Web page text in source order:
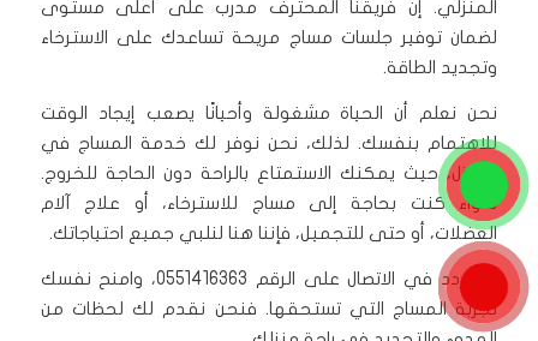
المنزلي. إن فريقنا المحترف مدرب على أعلى مستوى
لضمان توفير جلسات مساج مريحة تساعدك على الاسترخاء
وتجديد الطاقة.
نحن نعلم أن الحياة مشغولة وأحيانًا يصعب إيجاد الوقت
للاهتمام بنفسك. لذلك، نحن نوفر لك خدمة المساج في
المنزل، حيث يمكنك الاستمتاع بالراحة دون الحاجة للخروج.
سواء كنت بحاجة إلى مساج للاسترخاء، أو علاج آلام
العضلات، أو حتى للتجميل، فإننا هنا لنلبي جميع احتياجاتك.
لا تتردد في الاتصال على الرقم 0551416363، وامنح نفسك
تجربة المساج التي تستحقها. فنحن نقدم لك لحظات من